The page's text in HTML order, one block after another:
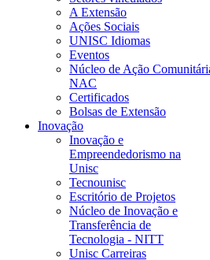
A Extensão
Ações Sociais
UNISC Idiomas
Eventos
Núcleo de Ação
NAC
Certificados
Bolsas de Extensão
Inovação
Inovação e
Empreendedorismo na
Unisc
Tecnounisc
Escritório de Projetos
Núcleo de Inovação e
Transferência de
Tecnologia - NITT
Unisc Carreiras